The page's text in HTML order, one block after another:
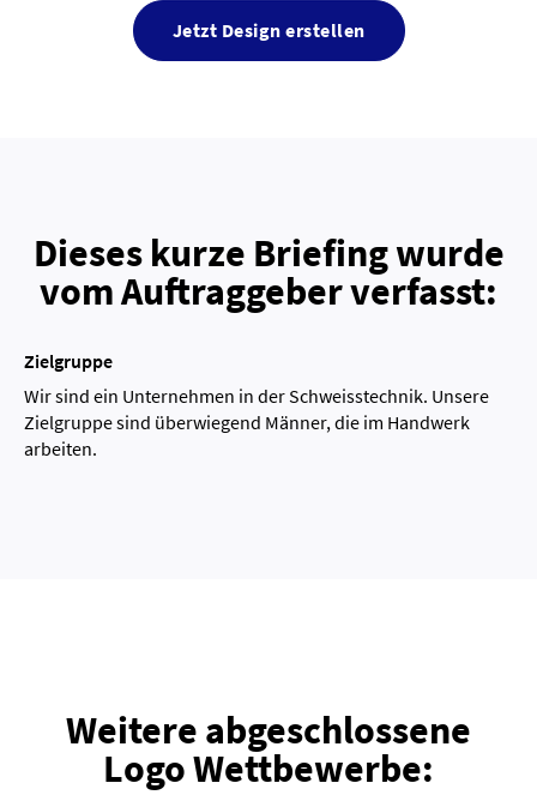
Jetzt Design erstellen
Dieses kurze Briefing wurde
vom Auftraggeber verfasst:
Zielgruppe
Wir sind ein Unternehmen in der Schweisstechnik. Unsere
Zielgruppe sind überwiegend Männer, die im Handwerk
arbeiten.
Weitere abgeschlossene
Logo Wettbewerbe: